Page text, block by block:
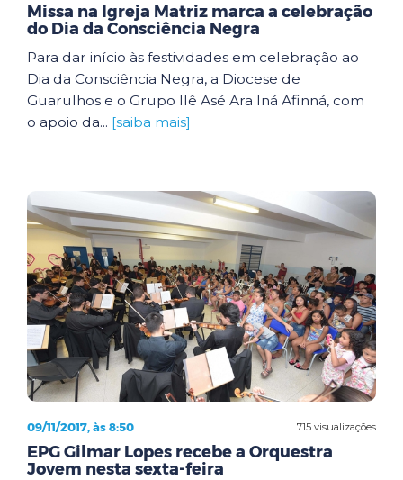
Missa na Igreja Matriz marca a celebração
do Dia da Consciência Negra
Para dar início às festividades em celebração ao
Dia da Consciência Negra, a Diocese de
Guarulhos e o Grupo Ilê Asé Ara Iná Afinná, com
o apoio da... [saiba mais]
715 visualizações
09/11/2017, às 8:50
EPG Gilmar Lopes recebe a Orquestra
Jovem nesta sexta-feira